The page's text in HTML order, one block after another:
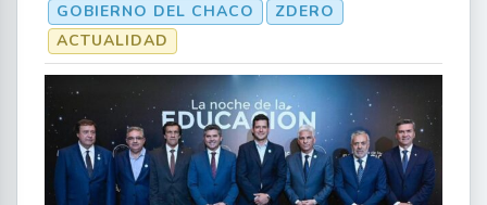
GOBIERNO DEL CHACO
ZDERO
ACTUALIDAD